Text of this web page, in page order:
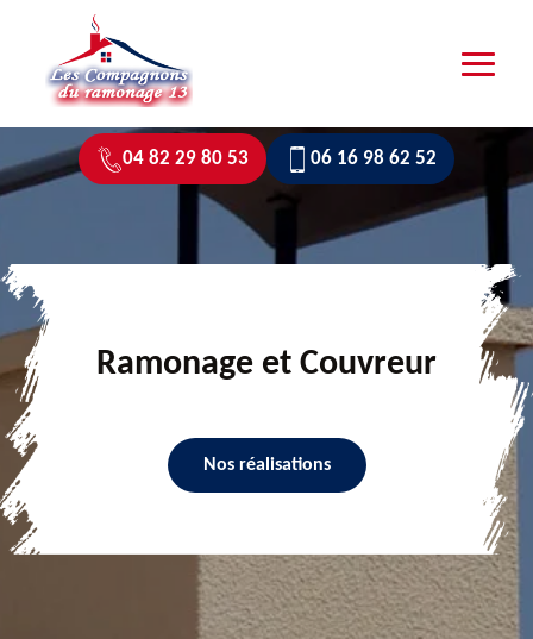
04 82 29 80 53 06 16 98 62 52
Ramonage et Couvreur
Nos réalisations